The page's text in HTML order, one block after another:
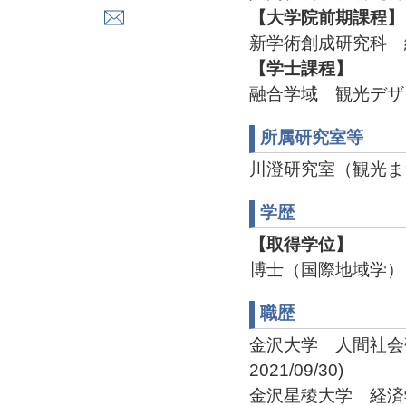
【大学院前期課程】
新学術創成研究科
【学士課程】
融合学域 観光デザ
所属研究室等
川澄研究室（観光
学歴
【取得学位】
博士（国際地域学）
職歴
金沢大学 人間社
2021/09/30)
金沢星稜大学 経